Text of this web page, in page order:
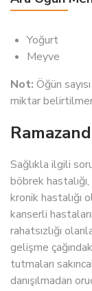
Yoğurt
Meyve
Not: Öğün
miktar
Sağlıkla ilgili
böbrek
kronik hastalığı
kanserli
rahatsızlığı
gelişme
tutmaları
danışılmadan